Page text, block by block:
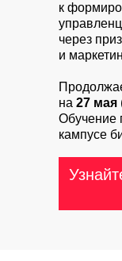
к
через
и
на 27 мая
Обучение
кампусе